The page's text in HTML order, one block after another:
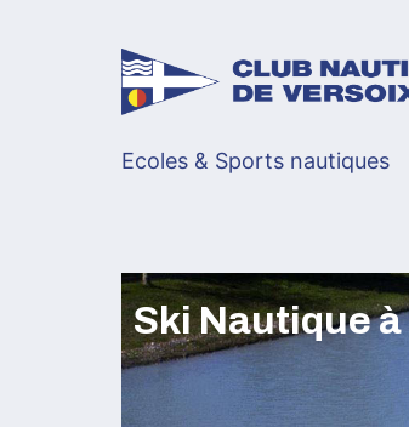
Ecoles & Sports nautiques
Ski Nautique à